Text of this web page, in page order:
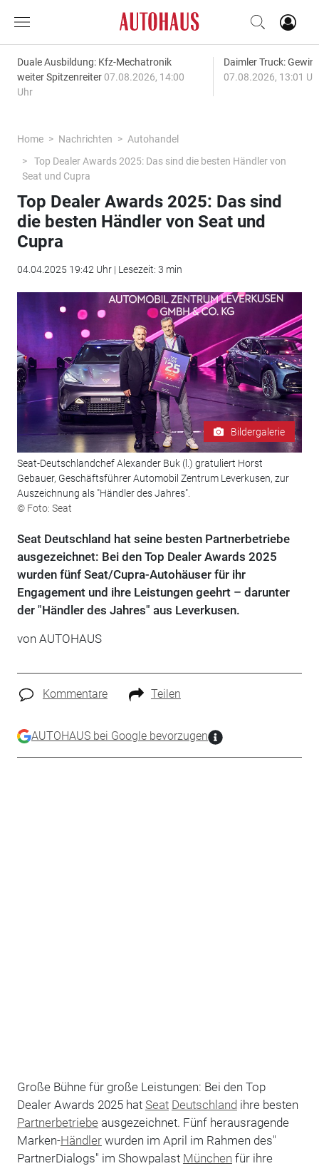
Duale Ausbildung: Kfz-Mechatronik
weiter Spitzenreiter 07.08.2026, 14:00
Uhr
Daimler Truck:
07.08.2026, 13:01
Home Nachrichten
Autohandel
Top Dealer Awards 2025: Das sind die besten Händler von
Seat und Cupra
Top Dealer Awards 2025: Das sind
die besten Händler von Seat und
Cupra
04.04.2025 19:42 Uhr | Lesezeit: 3 min
Bildergalerie
Seat-Deutschlandchef Alexander Buk (l.) gratuliert Horst
Gebauer, Geschäftsführer Automobil Zentrum Leverkusen, zur
Auszeichnung als "Händler des Jahres".
© Foto: Seat
Seat Deutschland hat seine besten Partnerbetriebe
ausgezeichnet: Bei den Top Dealer Awards 2025
wurden fünf Seat/Cupra-Autohäuser für ihr
Engagement und ihre Leistungen geehrt – darunter
der "Händler des Jahres" aus Leverkusen.
von AUTOHAUS
Kommentare Teilen
AUTOHAUS bei Google bevorzugen
Große Bühne für große Leistungen: Bei den Top
Dealer Awards 2025 hat Seat Deutschland ihre besten
Partnerbetriebe ausgezeichnet. Fünf herausragende
Marken-Händlerwurden im April im Rahmen des"
PartnerDialogs" im Showpalast München für ihre